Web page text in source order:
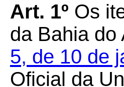
Art. 1º Os
da Bahia
5, de 10 de
Oficial da